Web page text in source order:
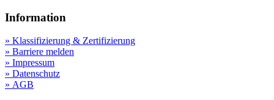
Information
» Klassifizierung & Zertifizierung
» Barriere melden
» Impressum
» Datenschutz
» AGB